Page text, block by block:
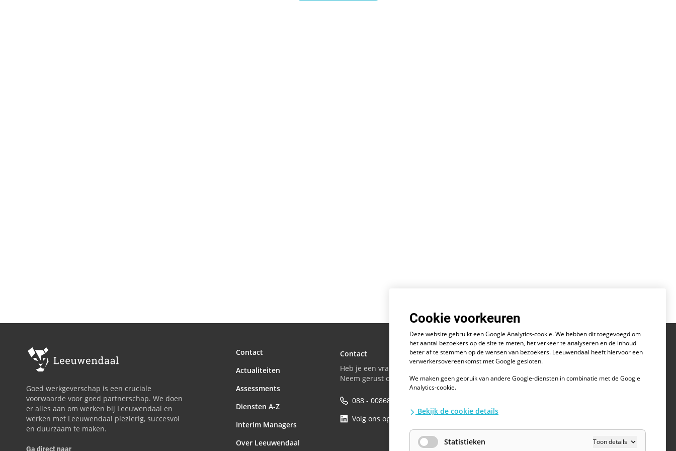
Goed werkgeverschap is een cruciale
voorwaarde voor goed partnerschap. We doen
er alles aan om werken bij Leeuwendaal en
werken met Leeuwendaal plezierig, succesvol
en duurzaam te maken.
Ga direct naar
Contact
Actualiteiten
Assessments
Diensten A-Z
Interim Managers
Over Leeuwendaal
Contact
Heb je een vraag voor onze specialisten?
Neem gerust contact met ons op!
088 - 0086800
Volg ons op LinkedIn
Vacatures bij opdrachtgevers
helpen je op weg!
Cookie voorkeuren
Deze website gebruikt een Google Analytics-cookie. We hebben dit toegevoegd om
het aantal bezoekers op de site te meten, het verkeer te analyseren en de inhoud
beter af te stemmen op de wensen van bezoekers. Leeuwendaal heeft hiervoor een
verwerkersovereenkomst met Google gesloten.
We maken geen gebruik van andere Google-diensten in combinatie met de Google
Analytics-cookie.
Bekijk de cookie details
Statistieken Toon details